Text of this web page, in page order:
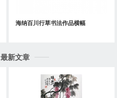
海纳百川行草书法作品横幅
最新文章